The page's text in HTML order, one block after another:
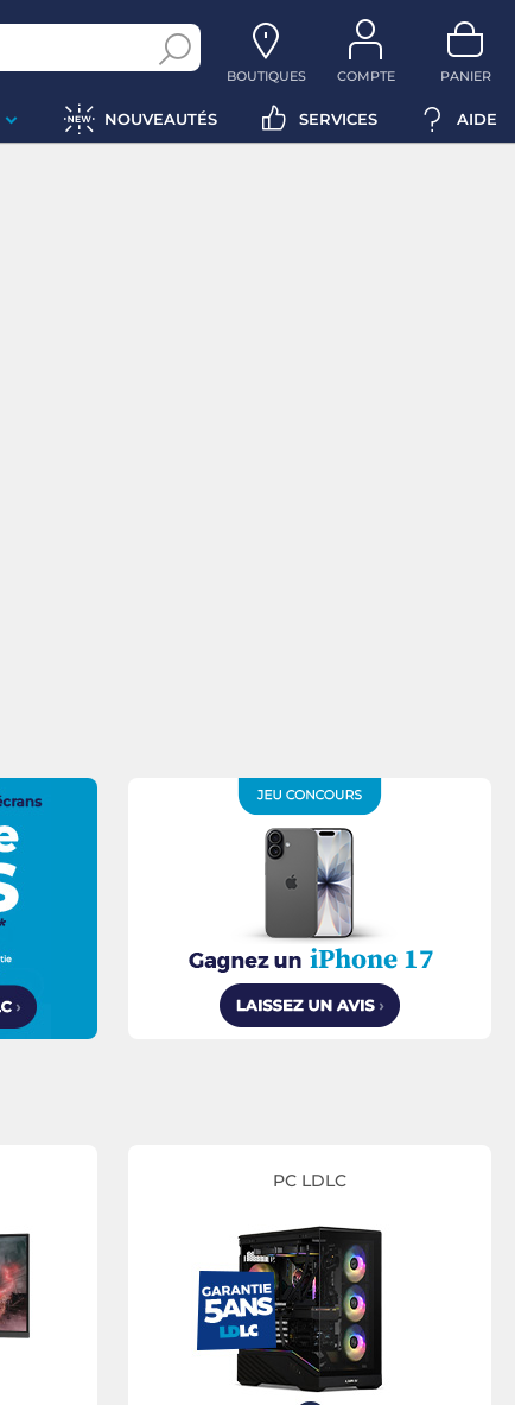
BOUTIQUES COMPTE PANIER
NOUVEAUTÉS SERVICES AIDE
PC LDLC